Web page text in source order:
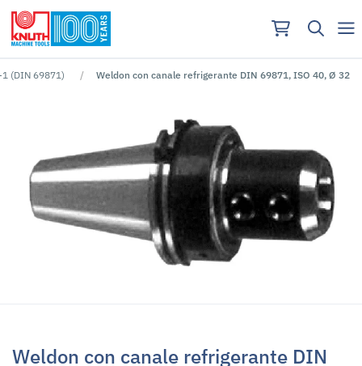
(DIN 69871) Weldon con canale refrigerante DIN 69871, ISO 40, Ø 32
Weldon con canale refrigerante DIN